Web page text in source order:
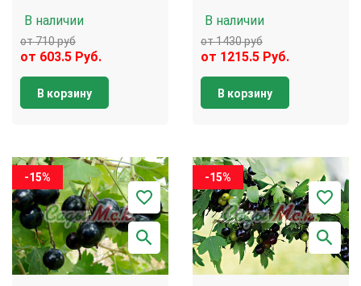
В наличии
от 710 руб
от 603.5 Руб.
В корзину
В наличии
от 1430 руб
от 1215.5 Руб.
В корзину
-15% -15%